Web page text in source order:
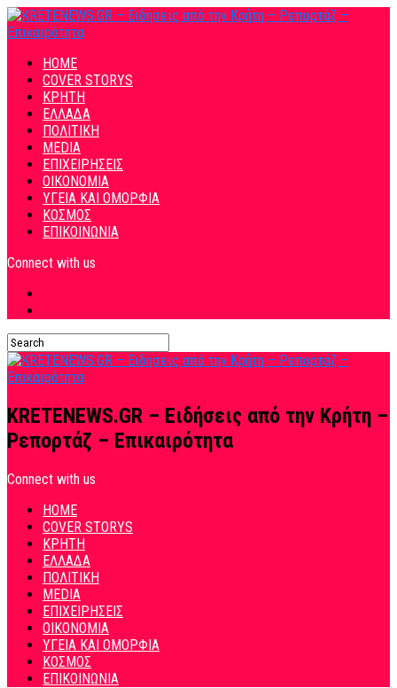
HOME
COVER STORYS
ΚΡΗΤΗ
ΕΛΛΑΔΑ
ΠΟΛΙΤΙΚΗ
MEDIA
ΕΠΙΧΕΙΡΗΣΕΙΣ
ΟΙΚΟΝΟΜΙΑ
ΥΓΕΙΑ ΚΑΙ ΟΜΟΡΦΙΑ
ΚΟΣΜΟΣ
ΕΠΙΚΟΙΝΩΝΙΑ
Connect with us
KRETENEWS.GR – Ειδήσεις από την Κρήτη –
Ρεπορτάζ – Επικαιρότητα
Connect with us
HOME
COVER STORYS
ΚΡΗΤΗ
ΕΛΛΑΔΑ
ΠΟΛΙΤΙΚΗ
MEDIA
ΕΠΙΧΕΙΡΗΣΕΙΣ
ΟΙΚΟΝΟΜΙΑ
ΥΓΕΙΑ ΚΑΙ ΟΜΟΡΦΙΑ
ΚΟΣΜΟΣ
ΕΠΙΚΟΙΝΩΝΙΑ